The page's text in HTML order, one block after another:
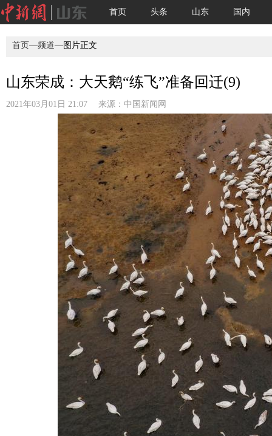
首页 头条 山东 国内
首页—频道—图片正文
山东荣成：大天鹅“练飞”准备回迁(9)
2021年03月01日 21:07 来源： 中国新闻网